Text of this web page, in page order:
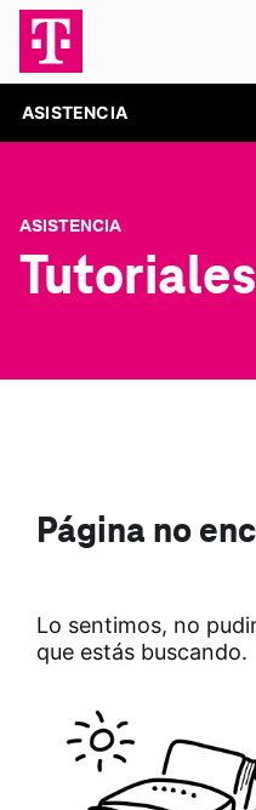
ASISTENCIA
ASISTENCIA
Tutoriales